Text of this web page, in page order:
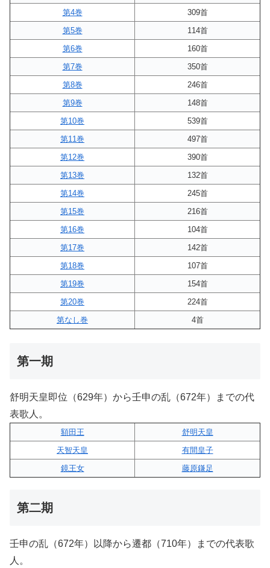
第4巻
309首
第5巻
114首
第6巻
160首
第7巻
350首
第8巻
246首
第9巻
148首
第10巻
539首
第11巻
497首
第12巻
390首
第13巻
132首
第14巻
245首
第15巻
216首
第16巻
104首
第17巻
142首
第18巻
107首
第19巻
154首
第20巻
224首
第なし巻
4首
第一期
舒明天皇即位（629年）から壬申の乱（672年）までの代
表歌人。
額田王
舒明天皇
天智天皇
有間皇子
鏡王女
藤原鎌足
第二期
壬申の乱（672年）以降から遷都（710年）までの代表歌
人。